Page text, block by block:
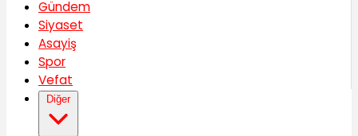
Gündem
Siyaset
Asayiş
Spor
Vefat
Diğer